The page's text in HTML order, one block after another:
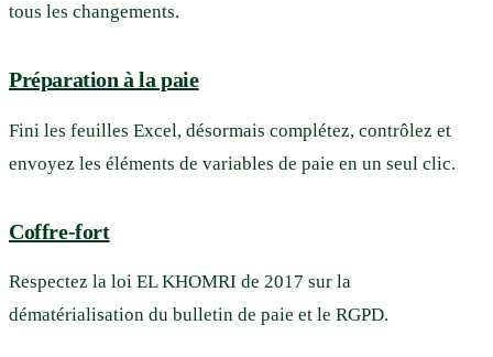
tous les changements.
Préparation à la paie
Fini les feuilles Excel, désormais complétez, contrôlez et
envoyez les éléments de variables de paie en un seul clic.
Coffre-fort
Respectez la loi EL KHOMRI de 2017 sur la
dématérialisation du bulletin de paie et le RGPD.